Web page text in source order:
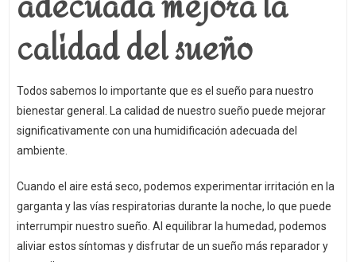
calidad del sueño
Todos sabemos lo importante que es el sueño para nuestro
bienestar general. La calidad de nuestro sueño puede mejorar
significativamente con una humidificación adecuada del
ambiente.
Cuando el aire está seco, podemos experimentar irritación en la
garganta y las vías respiratorias durante la noche, lo que puede
interrumpir nuestro sueño. Al equilibrar la humedad, podemos
aliviar estos síntomas y disfrutar de un sueño más reparador y